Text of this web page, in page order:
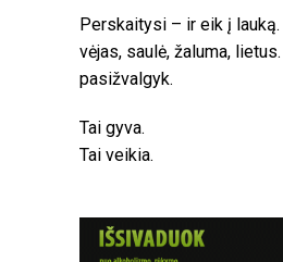
Perskaitysi – ir eik į lauką.
vėjas, saulė, žaluma,
pasižvalgyk.
Tai gyva.
Tai veikia.